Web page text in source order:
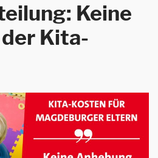
Keine
Kita-